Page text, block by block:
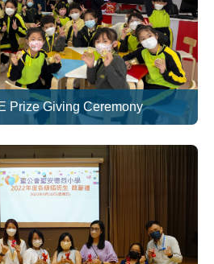
Prize Giving Ceremony